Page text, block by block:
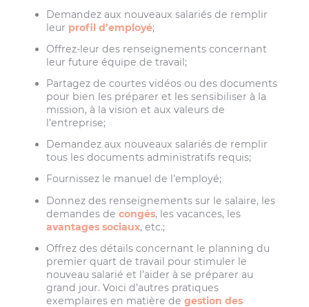
Demandez aux nouveaux salariés de remplir
leur profil d’employé;
Offrez-leur des renseignements concernant
leur future équipe de travail;
Partagez de courtes vidéos ou des documents
pour bien les préparer et les sensibiliser à la
mission, à la vision et aux valeurs de
l’entreprise;
Demandez aux nouveaux salariés de remplir
tous les documents administratifs requis;
Fournissez le manuel de l’employé;
Donnez des renseignements sur le salaire, les
demandes decongés, les vacances, les
avantages sociaux, etc.;
Offrez des détails concernant le planning du
premier quart de travail pour stimuler le
nouveau salarié et l’aider à se préparer au
grand jour. Voici d’autres pratiques
exemplaires en matière degestion des